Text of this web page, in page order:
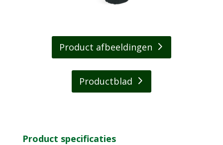
Product afbeeldingen
Productblad
Product specificaties